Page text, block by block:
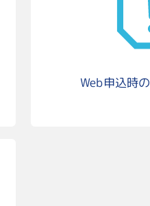
Web申込時の